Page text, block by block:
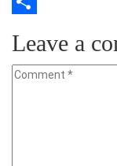
Leave a